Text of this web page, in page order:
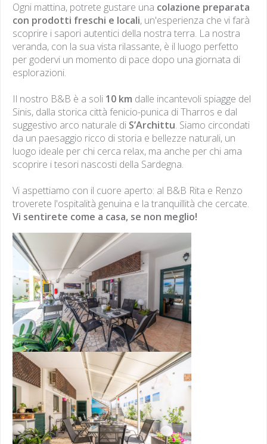
Il Bed and
La gustosa colazione è
abbraccio mattutino
prodotti del territorio...
Ogni mattina, potrete gustare una colazione preparata
con prodotti freschi e locali, un'esperienza che vi farà
scoprire i sapori autentici della nostra terra. La nostra
veranda, con la sua vista rilassante, è il luogo perfetto
per godervi un momento di pace dopo una giornata di
esplorazioni.
Il nostro B&B è a soli 10 km dalle incantevoli spiagge del
Sinis, dalla storica città fenicio-punica di Tharros e dal
suggestivo arco naturale di S’Archittu. Siamo circondati
da un paesaggio ricco di storia e bellezze naturali, un
luogo ideale per chi cerca relax, ma anche per chi ama
scoprire i tesori nascosti della Sardegna.
Vi aspettiamo con il cuore aperto: al B&B Rita e Renzo
troverete l'ospitalità genuina e la tranquillità che cercate.
Vi sentirete come a casa, se non meglio!